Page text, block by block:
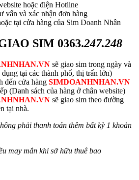
hoặc điện Hotline
vấn và xác nhận đơn hàng
tại cửa hàng của Sim Doanh Nhân
SIM 0363.247.248
sẽ giao sim trong ngày và
tại các thành phố, thị trấn lớn)
đến cửa hàng SIMDOANHNHAN.VN
(Danh sách của hàng ở chân website)
sẽ giao sim theo đường
tại nhà.
phải thanh toán thêm bất kỳ 1 khoản
may mắn khi sở hữu thuê bao